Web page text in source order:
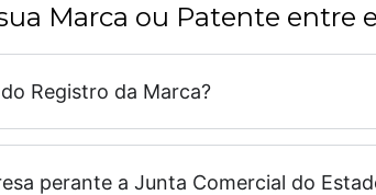
Marca ou Patente entre
Registro da Marca?
perante a Junta Comercial do